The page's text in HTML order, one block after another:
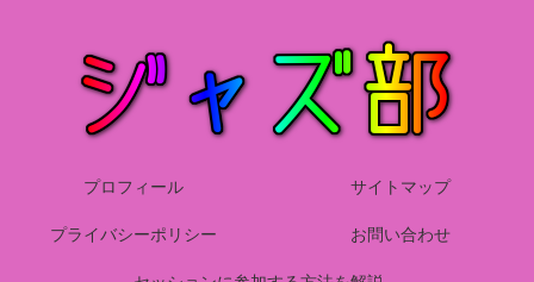
プロフィール サイトマップ
プライバシーポリシー お問い合わせ